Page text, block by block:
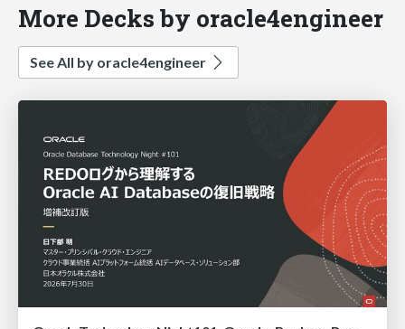
More Decks by oracle4engineer
See All by oracle4engineer